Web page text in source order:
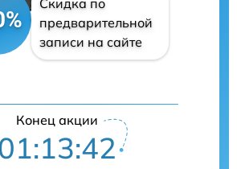
предварительной
записи на сайте
Конец акции